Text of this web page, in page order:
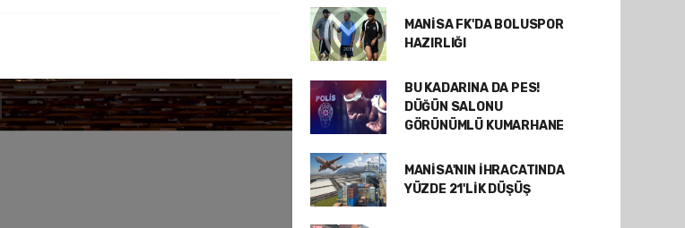
MANİSA FK'DA BOLUSPOR
HAZIRLIĞI
BU KADARINA DA PES!
DÜĞÜN SALONU
GÖRÜNÜMLÜ KUMARHANE
MANİSA'NIN İHRACATINDA
YÜZDE 21'LİK DÜŞÜŞ